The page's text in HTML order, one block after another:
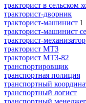
тракторист в сельском
тракторист-дворник
тракторист-машинист 1
тракторист-машинист
тракторист-механизатор
тракторист МТЗ
тракторист МТЗ-82
транспортировщик
транспортная полиция
транспортный
транспортный логист
транспортный